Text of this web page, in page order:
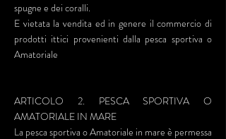
spugne e dei coralli.
E vietata la vendita ed in genere il commercio di
prodotti ittici provenienti dalla pesca sportiva o
Amatoriale
ARTICOLO 2. PESCA SPORTIVA O
AMATORIALE IN MARE
La pesca sportiva o Amatoriale in mare è permessa